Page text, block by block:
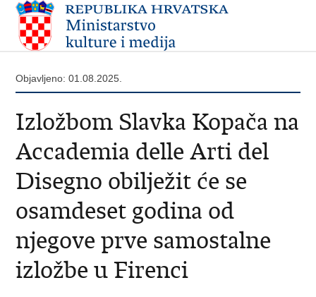
Objavljeno: 01.08.2025.
Izložbom Slavka Kopača na
Accademia delle Arti del
Disegno obilježit će se
osamdeset godina od
njegove prve samostalne
izložbe u Firenci